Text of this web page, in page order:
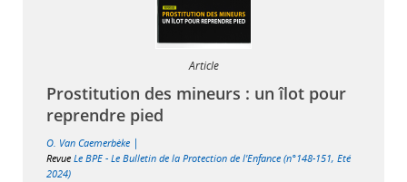
Article
Prostitution des mineurs : un îlot pour
reprendre pied
O. Van Caemerbèke |
Revue Le BPE - Le Bulletin de la Protection de l'Enfance (n°148-151, Eté
2024)